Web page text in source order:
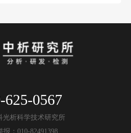
625-0567
光析科学技术研究所
报：010-82491398